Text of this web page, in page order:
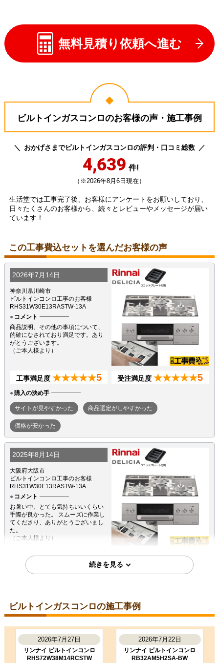
無料見積り依頼へ進む
ビルトインガスコンロのお客様の声・施工事例
おかげさまでビルトインガスコンロの評判・口コミ総数
4,639 件!
（※2026年8月6日現在）
生活堂では工事完了後、お客様にアンケートをお願いしており、
日々たくさんのお客様から、続々とレビューやメッセージが届い
ています！
この工事費込セットを選んだお客様の声
2026年7月14日
神奈川県川崎市
ビルトインコンロ工事のお客様
RHS31W30E13RASTW-13A
コメント
商品説明、その他の事項について、
的確になされており満足です。あり
がとうございます。
（ご本人様より）
工事満足度 ★★★★★5 受注満足度 ★★★★★5
購入の決め手
サイトが見やすかった 商品選定がしやすかった
価格が安かった
2025年8月14日
大阪府大阪市
ビルトインコンロ工事のお客様
RHS31W30E13RASTW-13A
コメント
お暑い中、とても気持ちいいくらい
手際が良かった。 スムーズに作業し
てくださり、ありがとうございまし
た。
（ご本人様より）
工事満足度 ★★★★★5 受注満足度 ★★★★☆
購入の決め手
2025年6月16日
東京都町田市
ビルトインコンロ工事のお客様
RHS31W30E13RASTW-13A
コメント
ビルトインガスコンロの施工事例
2026年7月27日
リンナイ ビルトインコンロ
RHS72W38M14RCSTW
2026年7月22日
リンナイ ビルトインコンロ
RB32AM5H2SA-BW